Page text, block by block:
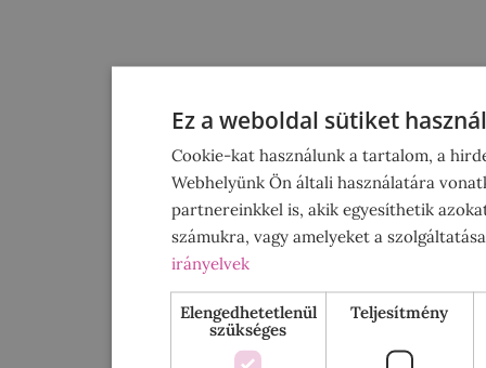
Ez a weboldal sütiket használ
Cookie-kat használunk a tartalom, a
Webhelyünk Ön általi használatára
partnereinkkel is, akik egyesíthetik
számukra, vagy amelyeket a
irányelvek
Elengedhetetlenül
szükséges
Teljesítmény